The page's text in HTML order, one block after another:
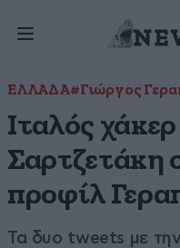
ΕΛΛΑΔΑ#Γιώργος
Ιταλός
Σαρτζετάκη
προφίλ
Τα δυο tweets με την